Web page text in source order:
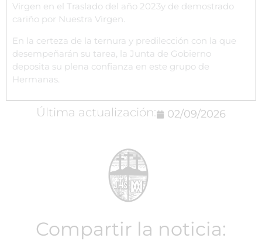
Virgen en el Traslado del año 2023y de demostrado
cariño por Nuestra Virgen.
En la certeza de la ternura y predilección con la que
desempeñarán su tarea, la Junta de Gobierno
deposita su plena confianza en este grupo de
Hermanas.
Última actualización: 02/09/2026
Compartir la noticia: